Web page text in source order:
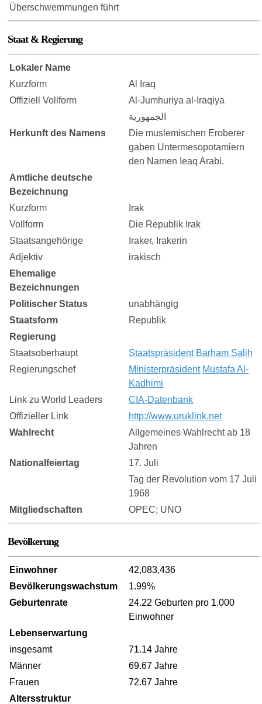
Überschwemmungen führt
Staat & Regierung
Lokaler Name
Kurzform
Al Iraq
Offiziell Vollform
Al-Jumhuriya al-Iraqiya
الجمهورية
Herkunft des Namens
Die muslemischen Eroberer
gaben Untermesopotamiern
den Namen Ieaq Arabi.
Amtliche deutsche
Bezeichnung
Kurzform
Irak
Vollform
Die Republik Irak
Staatsangehörige
Iraker, Irakerin
Adjektiv
irakisch
Ehemalige
Bezeichnungen
Politischer Status
unabhängig
Staatsform
Republik
Regierung
Staatsoberhaupt
Staatspräsident Barham Salih
Regierungschef
Ministerpräsident Mustafa Al-
Kadhimi
Link zu World Leaders
CIA-Datenbank
Offizieller Link
http://www.uruklink.net
Wahlrecht
Allgemeines Wahlrecht ab 18
Jahren
Nationalfeiertag
17. Juli
Tag der Revolution vom 17 Juli
1968
Mitgliedschaften
OPEC; UNO
Bevölkerung
Einwohner
42,083,436
Bevölkerungswachstum
1.99%
Geburtenrate
24.22 Geburten pro 1.000
Einwohner
Lebenserwartung
insgesamt
71.14 Jahre
Männer
69.67 Jahre
Frauen
72.67 Jahre
Altersstruktur